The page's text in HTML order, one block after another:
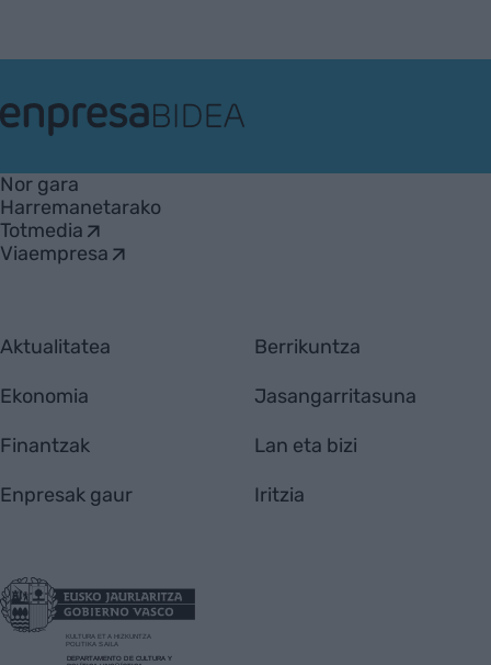
Nor gara
Harremanetarako
Totmedia
Viaempresa
Aktualitatea
Ekonomia
Finantzak
Enpresak gaur
Berrikuntza
Jasangarritasuna
Lan eta bizi
Iritzia